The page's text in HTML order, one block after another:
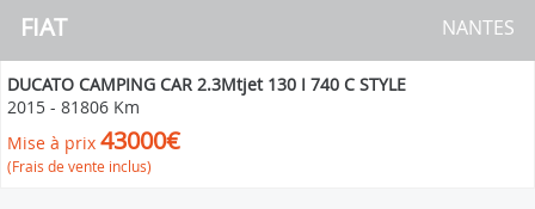
FIAT NANTES
DUCATO CAMPING CAR 2.3Mtjet 130 I 740 C STYLE
2015 - 81806 Km
Mise à prix 43000€
(Frais de vente inclus)